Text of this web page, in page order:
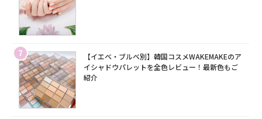
7
【イエベ・ブルベ別】韓国コスメWAKEMAKEのア
イシャドウパレットを全色レビュー！最新色もご
紹介